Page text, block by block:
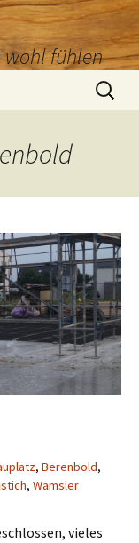
wohl fühlen
Suchen
nach:
, Berenbold,
, Wamsler
vieles